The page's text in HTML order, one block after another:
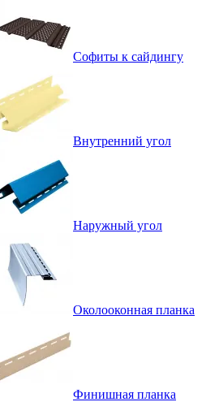
Софиты к сайдингу
Внутренний угол
Наружный угол
Околооконная планка
Финишная планка